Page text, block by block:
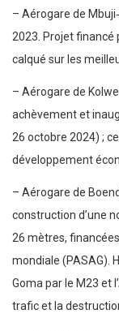
– Aérogare de
2023. Projet financé
calqué sur les
– Aérogare de
achèvement et
26 octobre 2024) ;
développement
– Aérogare de
construction d’une
26 mètres,
mondiale (PASAG).
Goma par le M23 et
trafic et la